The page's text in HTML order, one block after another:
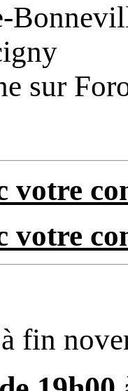
sur
votre
votre
fin